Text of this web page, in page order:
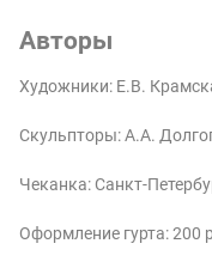
Авторы
Художники: Е.В.
Скульпторы: А.А.
Чеканка: Санкт-
Оформление гурта: 200